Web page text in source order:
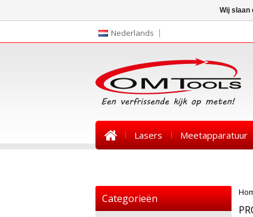
Nederlands
Lasers Meetapparatuur
Categorieën
Wij slaan